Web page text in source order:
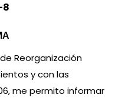
8
Reorganización
y con las
me permito informar